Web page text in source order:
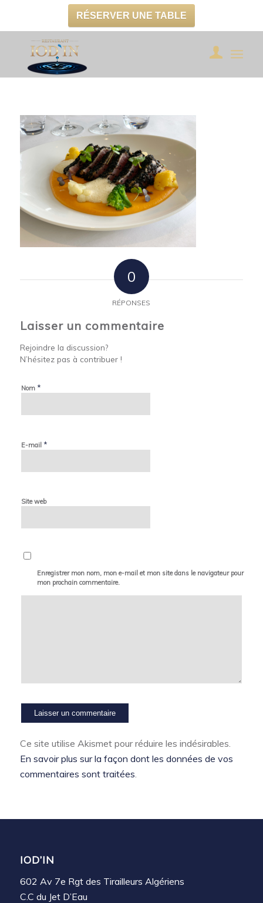
RÉSERVER UNE TABLE
0
RÉPONSES
Laisser un commentaire
Rejoindre la discussion?
N’hésitez pas à contribuer !
Nom *
E-mail *
Site web
Enregistrer mon nom, mon e-mail et mon site dans le navigateur pour
mon prochain commentaire.
Ce site utilise Akismet pour réduire les indésirables.
En savoir plus sur la façon dont les données de vos
commentaires sont traitées.
IOD’IN
602 Av 7e Rgt des Tirailleurs Algériens
C.C du Jet D’Eau